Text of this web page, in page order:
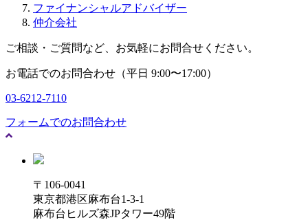
ファイナンシャルアドバイザー
仲介会社
ご相談・ご質問など、お気軽にお問合せください。
お電話でのお問合わせ（平日 9:00〜17:00）
03-6212-7110
フォームでのお問合わせ
〒106-0041
東京都港区麻布台1-3-1
麻布台ヒルズ森JPタワー49階